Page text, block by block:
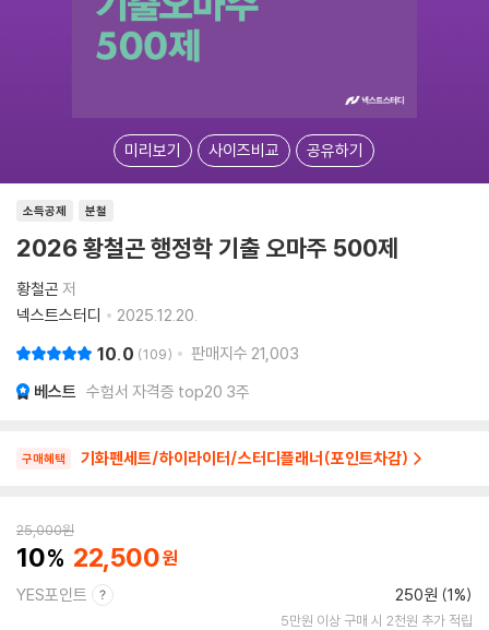
미리보기 사이즈비교 공유하기
소득공제 분철
2026 황철곤 행정학 기출 오마주 500제
황철곤 저
넥스트스터디
2025.12.20.
10.0 109 판매지수 21,003
베스트 수험서 자격증 top20 3주
구매혜택 기화펜세트/하이라이터/스터디플래너(포인트차감)
25,000원
10 22,500
YES포인트 250원 (1%)
5만원 이상 구매 시 2천원 추가 적립